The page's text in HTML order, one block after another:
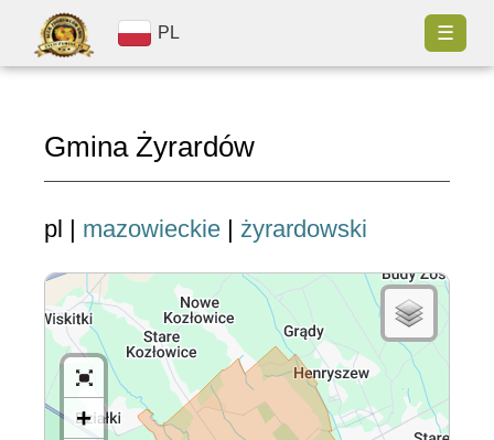
PL ☰
Gmina Żyrardów
pl | mazowieckie | żyrardowski
+